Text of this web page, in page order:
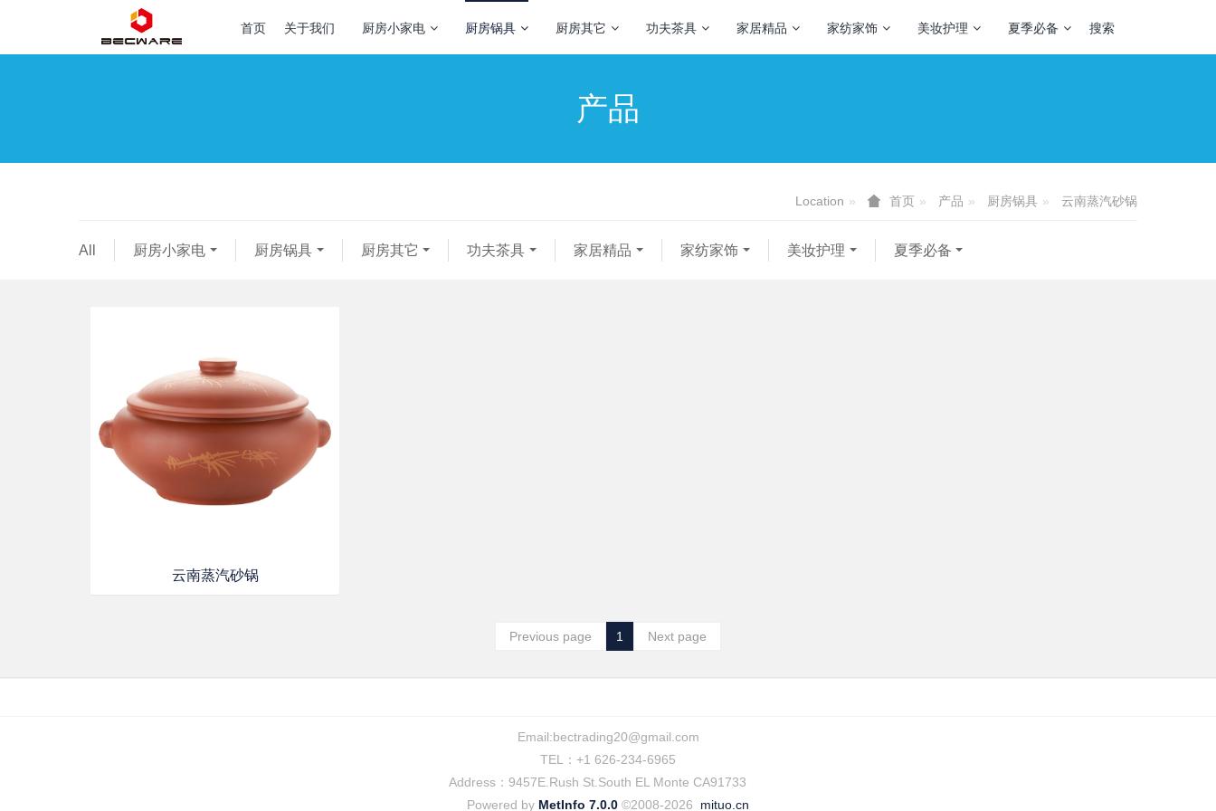
首页 关于我们 厨房小家电 厨房锅具 厨房其它 功夫茶具 家居精品 家纺家饰 美妆护理 夏季必备 搜索
产品
Location 首页 产品 厨房锅具 云南蒸汽砂锅
All 厨房小家电 厨房锅具 厨房其它 功夫茶具 家居精品 家纺家饰 美妆护理 夏季必备
云南蒸汽砂锅
Previous page 1 Next page
Email:bectrading20@gmail.com
TEL：+1 626-234-6965
Address：9457E.Rush St.South EL Monte CA91733
Powered by MetInfo 7.0.0 ©2008-2026 mituo.cn